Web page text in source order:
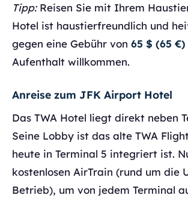
Tipp:Reisen Sie mit Ihrem
Hotel ist haustierfreundlich und
gegen eine Gebühr von 65 $ (65 €)
Aufenthalt willkommen.
Anreise zum JFK Airport Hotel
Das TWA Hotel liegt direkt neben
Seine Lobby ist das alte TWA
heute in Terminal 5 integriert ist.
kostenlosen AirTrain (rund um die
Betrieb), um von jedem Terminal